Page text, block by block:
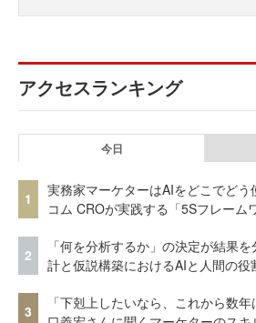
アクセスランキング
今日
1
実務家マーケターはAIをどこでどう
コム CROが実践する「5Sフレーム
2
「何を分析するか」の決定が結果
計と仮説構築におけるAIと人間の役
3
「下剋上したいなら、これから数